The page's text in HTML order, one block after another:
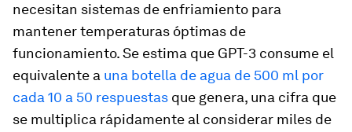
necesitan sistemas de enfriamiento para
mantener temperaturas óptimas de
funcionamiento. Se estima que GPT-3 consume el
equivalente a una botella de agua de 500 ml por
cada 10 a 50 respuestas que genera, una cifra que
se multiplica rápidamente al considerar miles de